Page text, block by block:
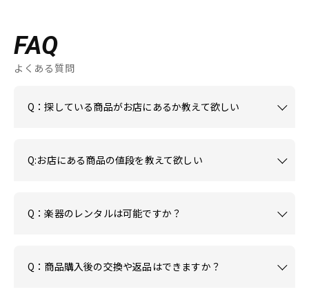
FAQ
よくある質問
Q：探している商品がお店にあるか教えて欲しい
Q:お店にある商品の値段を教えて欲しい
Q：楽器のレンタルは可能ですか？
Q：商品購入後の交換や返品はできますか？